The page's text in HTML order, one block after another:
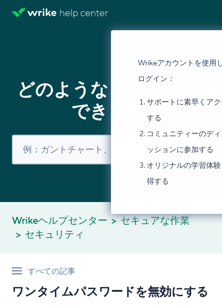
Wrikeアカウントを使用
ログイン：
サポートに素早くア
する
コミュニティーのデ
ッションに参加する
オリジナルの学習体
得する
どのようなことでお手
できますか？
Wrikeヘルプセンター
セキュアな作業
セキュリティ
すべての記事
ワンタイムパスワードを無効にする